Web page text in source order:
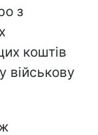
з
коштів
військову